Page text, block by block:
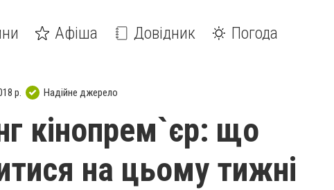
Афіша Довідник Погода
р. Надійне джерело
кінопрем`єр: що
на цьому тижні